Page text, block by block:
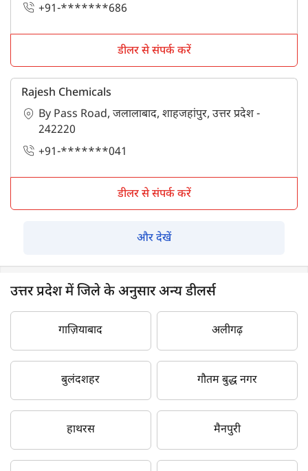
+91-*******686
डीलर से संपर्क करें
Rajesh Chemicals
By Pass Road, जलालाबाद, शाहजहांपुर, उत्तर प्रदेश -
242220
+91-*******041
डीलर से संपर्क करें
और देखें
उत्तर प्रदेश में जिले के अनुसार अन्य डीलर्स
गाज़ियाबाद अलीगढ़
बुलंदशहर गौतम बुद्ध नगर
हाथरस मैनपुरी